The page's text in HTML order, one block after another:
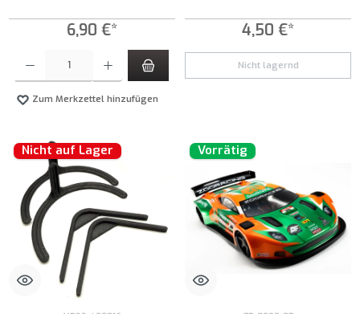
6,90 €*
Produkt Anzahl: Gib den gewünschten Wert ein oder benutze die Schaltflächen um die
Zum Merkzettel hinzufügen
4,50 €*
Nicht lagernd
Nicht auf Lager Vorrätig